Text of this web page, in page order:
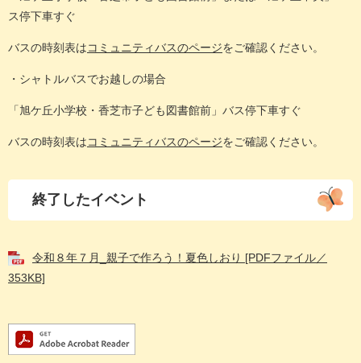
ス停下車すぐ
バスの時刻表はコミュニティバスのページをご確認ください。
・シャトルバスでお越しの場合
「旭ケ丘小学校・香芝市子ども図書館前」バス停下車すぐ
バスの時刻表はコミュニティバスのページをご確認ください。
終了したイベント
令和８年７月_親子で作ろう！夏色しおり [PDFファイル／
353KB]